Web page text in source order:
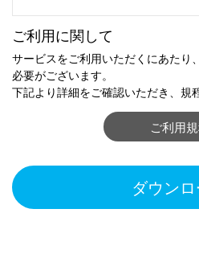
ご利用に関して
サービスをご利用いただくにあたり
必要がございます。
下記より詳細をご確認いただき、規
ご利用
ダウン